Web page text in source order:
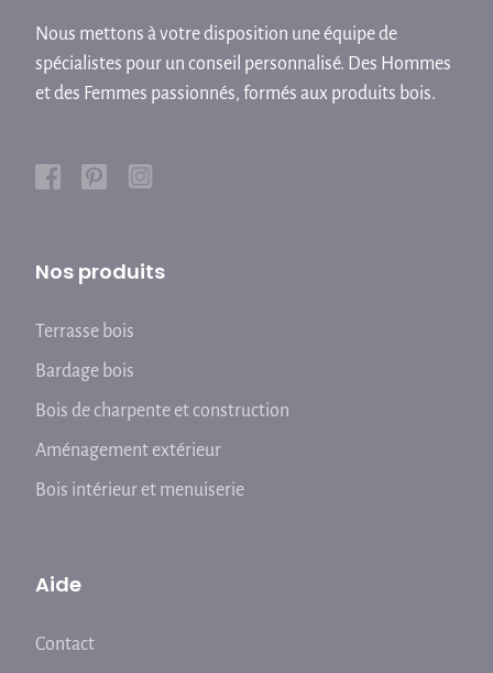
Nous mettons à votre disposition une équipe de
spécialistes pour un conseil personnalisé. Des Hommes
et des Femmes passionnés, formés aux produits bois.
Nos produits
Terrasse bois
Bardage bois
Bois de charpente et construction
Aménagement extérieur
Bois intérieur et menuiserie
Aide
Contact